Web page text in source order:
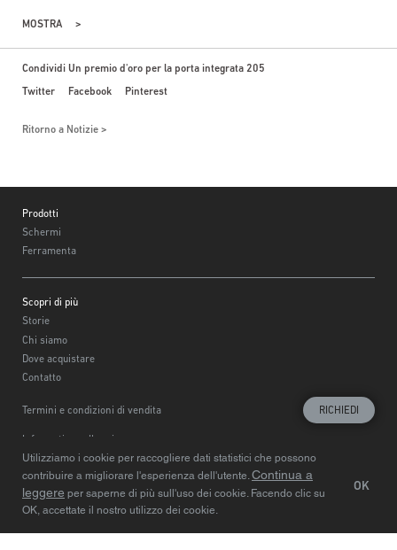
Utilizziamo i cookie per raccogliere dati statistici che possono
contribuire a migliorare l'esperienza dell'utente.Continua a
leggere per saperne di più sull'uso dei cookie. Facendo clic su
OK, accettate il nostro utilizzo dei cookie.
OK
MOSTRA
Condividi Un premio d'oro per la porta integrata 205
Twitter
Facebook Pinterest
Ritorno a Notizie
Prodotti
Schermi
Ferramenta
Scopri di più
Storie
Chi siamo
Dove acquistare
Contatto
Termini e condizioni di vendita
Informativa sulla privacy
Scegliere la regione © Centor 2020
RICHIEDI